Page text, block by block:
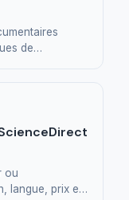
de
ou
langue, prix et